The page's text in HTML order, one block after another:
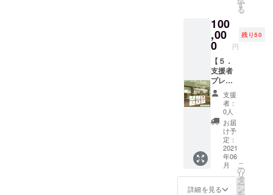
性の成
長にご
協力い
ただけ
れば幸
いで
す。 ※
公序良
俗に反
する書
籍と当
方が判
断した
場合に
は、そ
の書籍
は返送
させて
ること
を共有
してい
ただき
ます。
その内
容を動
画コン
テンツ
として
オープ
ンして
から3か
月（３
回）分
を支援
者様に
配信し
のオリ
テー
ション
を開催
しま
す。そ
こには
士業の
実務家
や起業
家を招
待し
て、実
務で専
門家が
協業す
る実例
や経営
者が専
す
る
100
,00
0 円
残り50
【５．
支援者
プレー
ト設置
権
（300m
m×240
mm）※
限定50
枠】 自
習ス
ペース
オープ
ンから
支援
者：
0人
お届
け予
定：
2021
年06
月
詳細を見る
こ
の
リ
タ
ー
ン